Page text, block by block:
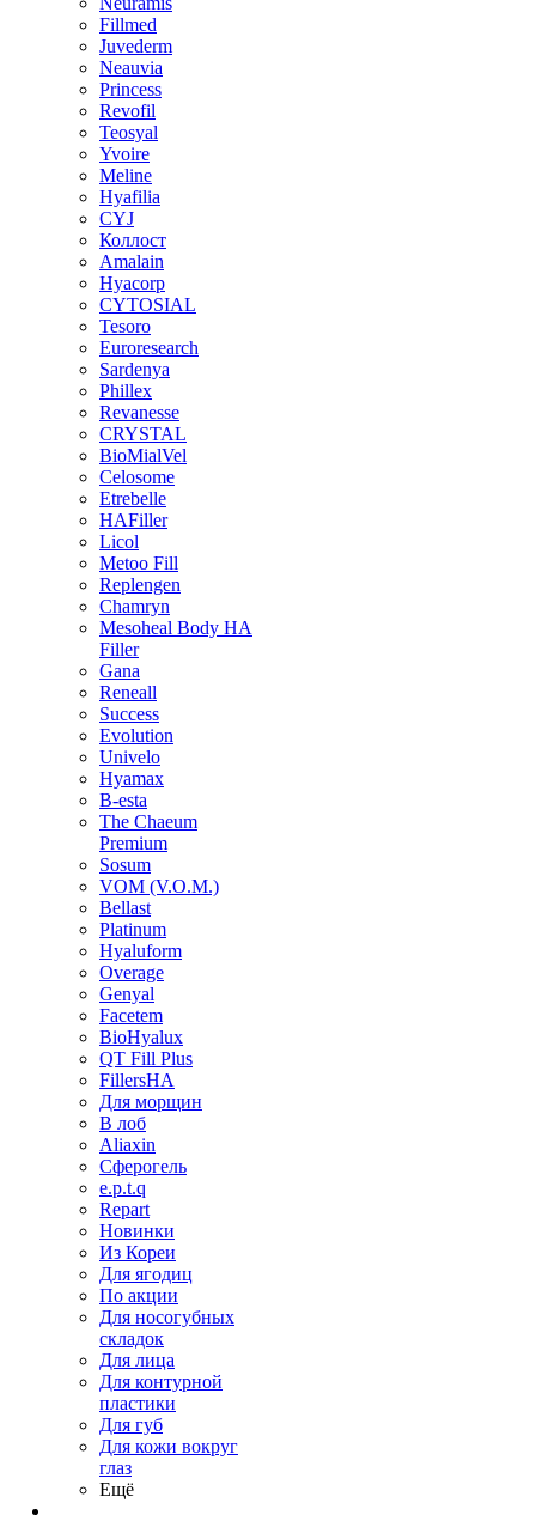
Fillmed
Juvederm
Neauvia
Princess
Revofil
Teosyal
Yvoire
Meline
Hyafilia
CYJ
Коллост
Amalain
Hyacorp
CYTOSIAL
Tesoro
Euroresearch
Sardenya
Phillex
Revanesse
CRYSTAL
BioMialVel
Celosome
Etrebelle
HAFiller
Licol
Metoo Fill
Replengen
Chamryn
Mesoheal Body HA
Filler
Gana
Reneall
Success
Evolution
Univelo
Hyamax
B-esta
The Chaeum
Premium
Sosum
VOM (V.O.M.)
Bellast
Platinum
Hyaluform
Overage
Genyal
Facetem
BioHyalux
QT Fill Plus
FillersHA
Для морщин
В лоб
Aliaxin
Сферогель
e.p.t.q
Repart
Новинки
Из Кореи
Для ягодиц
По акции
Для носогубных
складок
Для лица
Для контурной
пластики
Для губ
Для кожи вокруг
глаз
Ещё